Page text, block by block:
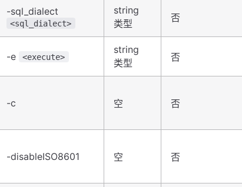
-sql_dialect
<sql_dialect>
string
类型
否
-e <execute>
string
类型
否
-c 空 否
-disableISO8601 空 否